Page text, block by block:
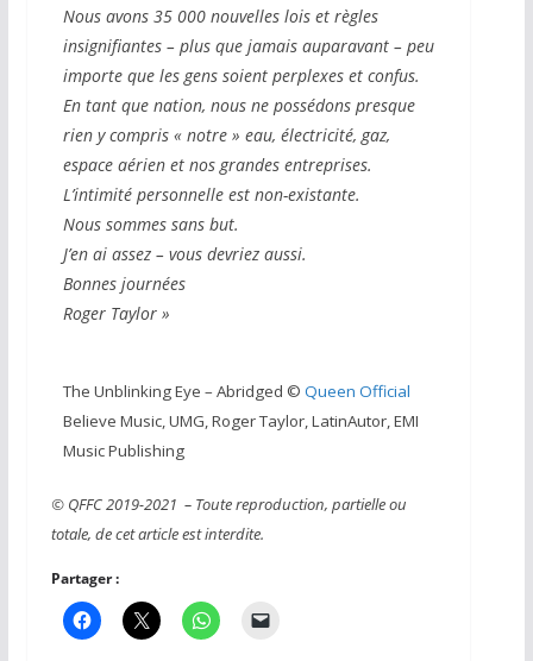
Nous avons 35 000 nouvelles lois et règles
insignifiantes – plus que jamais auparavant – peu
importe que les gens soient perplexes et confus.
En tant que nation, nous ne possédons presque
rien y compris « notre » eau, électricité, gaz,
espace aérien et nos grandes entreprises.
L’intimité personnelle est non-existante.
Nous sommes sans but.
J’en ai assez – vous devriez aussi.
Bonnes journées
Roger Taylor »
The Unblinking Eye – Abridged © Queen Official
Believe Music, UMG, Roger Taylor, LatinAutor, EMI
Music Publishing​
© QFFC 2019-2021 – Toute reproduction, partielle ou
totale, de cet article est interdite.
Partager :